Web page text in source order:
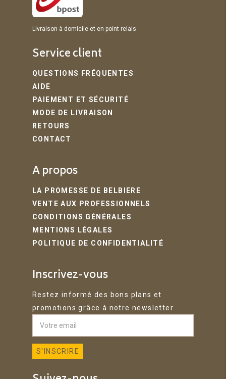
Livraison à domicile et en point relais
Service client
QUESTIONS FRÉQUENTES
AIDE
PAIEMENT ET SÉCURITÉ
MODE DE LIVRAISON
RETOURS
CONTACT
A propos
LA PROMESSE DE BELBIERE
VENTE AUX PROFESSIONNELS
CONDITIONS GÉNÉRALES
MENTIONS LÉGALES
POLITIQUE DE CONFIDENTIALITÉ
Inscrivez-vous
Restez informé des bons plans et
promotions grâce à notre newsletter